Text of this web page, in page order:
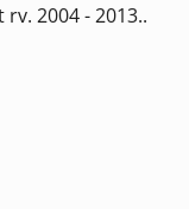
2004 - 2013..